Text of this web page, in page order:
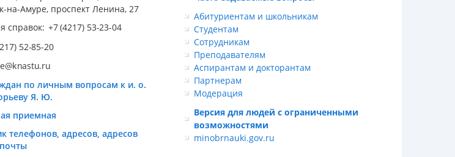
на-Амуре, проспект Ленина, 27
справок:
по личным вопросам к и. о.
Я. Ю.
приемная
телефонов, адресов, адресов
Абитуриентам и школьникам
Студентам
Сотрудникам
Преподавателям
Аспирантам и докторантам
Партнерам
Модерация
Версия для людей с ограниченными
возможностями
minobrnauki.gov.ru